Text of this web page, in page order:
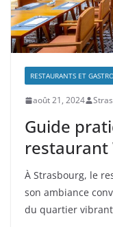
RESTAURANTS ET
août 21, 2024
Guide
restaurant
À Strasbourg, le
son ambiance
du quartier